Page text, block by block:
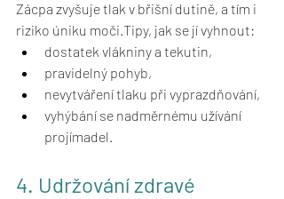
Zácpa zvyšuje tlak v břišní dutině, a tím i
riziko úniku moči.Tipy, jak se jí vyhnout:
dostatek vlákniny a tekutin,
pravidelný pohyb,
nevytváření tlaku při vyprazdňování,
vyhýbání se nadměrnému užívání
projímadel.
4. Udržování zdravé